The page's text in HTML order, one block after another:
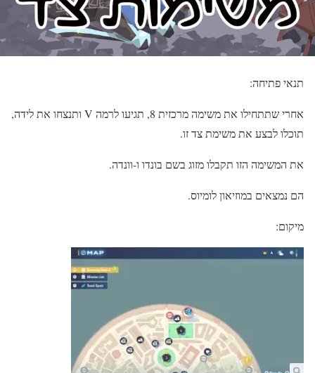
תנאי פתיחה:
אחרי שתתחילו את משימה מרכזית 8, תגיעו לרמה V ותנצחו את לידה,
תוכלו לבצע את משימת צד זו.
את המשימה הזו תקבלו מזוג בשם בונדו ו-וונדה.
הם נמצאים במוזיאון לומיוס.
מיקום: